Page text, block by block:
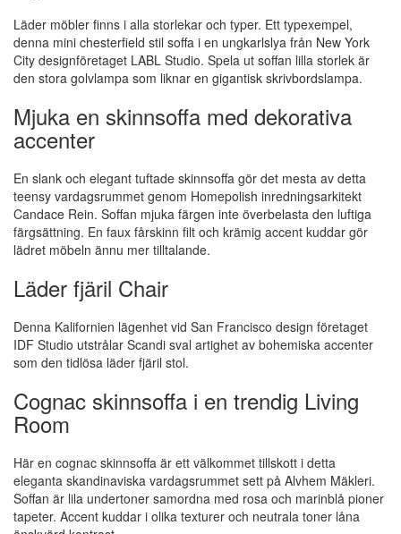
Läder möbler finns i alla storlekar och typer. Ett typexempel,
denna mini chesterfield stil soffa i en ungkarlslya från New York
City designföretaget LABL Studio. Spela ut soffan lilla storlek är
den stora golvlampa som liknar en gigantisk skrivbordslampa.
Mjuka en skinnsoffa med dekorativa
accenter
En slank och elegant tuftade skinnsoffa gör det mesta av detta
teensy vardagsrummet genom Homepolish inredningsarkitekt
Candace Rein. Soffan mjuka färgen inte överbelasta den luftiga
färgsättning. En faux fårskinn filt och krämig accent kuddar gör
lädret möbeln ännu mer tilltalande.
Läder fjäril Chair
Denna Kalifornien lägenhet vid San Francisco design företaget
IDF Studio utstrålar Scandi sval artighet av bohemiska accenter
som den tidlösa läder fjäril stol.
Cognac skinnsoffa i en trendig Living
Room
Här en cognac skinnsoffa är ett välkommet tillskott i detta
eleganta skandinaviska vardagsrummet sett på Alvhem Mäkleri.
Soffan är lila undertoner samordna med rosa och marinblå pioner
tapeter. Accent kuddar i olika texturer och neutrala toner låna